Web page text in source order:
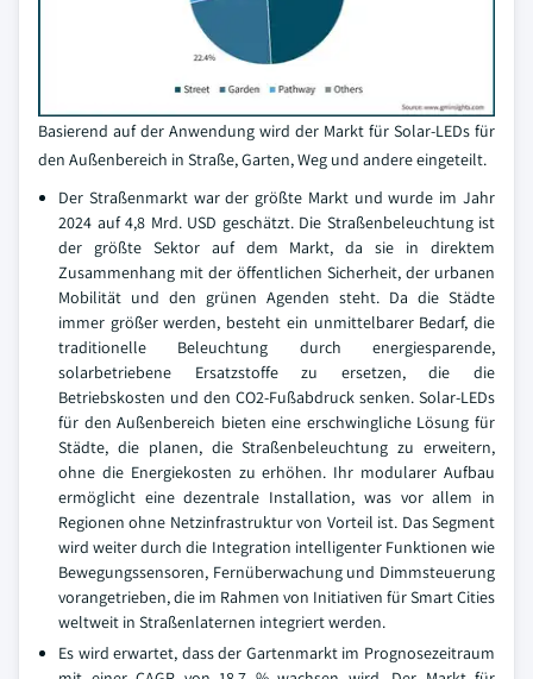
Basierend auf der Anwendung wird der Markt für Solar-LEDs für
den Außenbereich in Straße, Garten, Weg und andere eingeteilt.
Der Straßenmarkt war der größte Markt und wurde im Jahr
2024 auf 4,8 Mrd. USD geschätzt. Die Straßenbeleuchtung ist
der größte Sektor auf dem Markt, da sie in direktem
Zusammenhang mit der öffentlichen Sicherheit, der urbanen
Mobilität und den grünen Agenden steht. Da die Städte
immer größer werden, besteht ein unmittelbarer Bedarf, die
traditionelle Beleuchtung durch energiesparende,
solarbetriebene Ersatzstoffe zu ersetzen, die die
Betriebskosten und den CO2-Fußabdruck senken. Solar-LEDs
für den Außenbereich bieten eine erschwingliche Lösung für
Städte, die planen, die Straßenbeleuchtung zu erweitern,
ohne die Energiekosten zu erhöhen. Ihr modularer Aufbau
ermöglicht eine dezentrale Installation, was vor allem in
Regionen ohne Netzinfrastruktur von Vorteil ist. Das Segment
wird weiter durch die Integration intelligenter Funktionen wie
Bewegungssensoren, Fernüberwachung und Dimmsteuerung
vorangetrieben, die im Rahmen von Initiativen für Smart Cities
weltweit in Straßenlaternen integriert werden.
Es wird erwartet, dass der Gartenmarkt im Prognosezeitraum